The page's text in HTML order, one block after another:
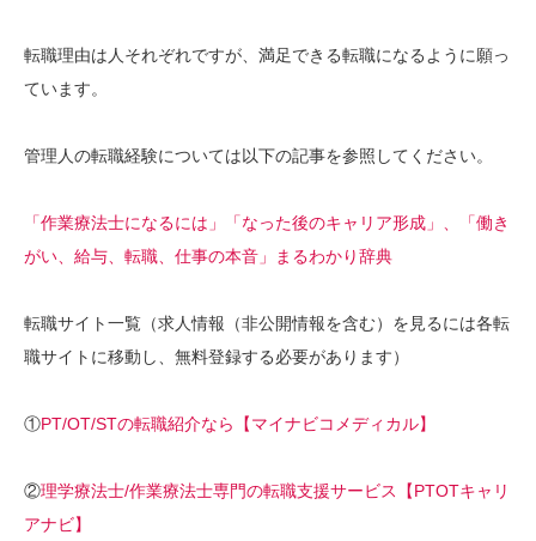
転職理由は人それぞれですが、満足できる転職になるように願っ
ています。
管理人の転職経験については以下の記事を参照してください。
「作業療法士になるには」「なった後のキャリア形成」、「働き
がい、給与、転職、仕事の本音」まるわかり辞典
転職サイト一覧（求人情報（非公開情報を含む）を見るには各転
職サイトに移動し、無料登録する必要があります）
①PT/OT/STの転職紹介なら【マイナビコメディカル】
②理学療法士/作業療法士専門の転職支援サービス【PTOTキャリ
アナビ】